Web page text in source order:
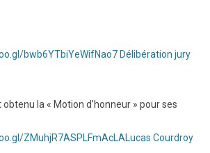
bwb6YTbiYeWifNao7 Délibération jury
la « Motion d’honneur » pour ses
ZMuhjR7ASPLFmAcLALucas Courdroy